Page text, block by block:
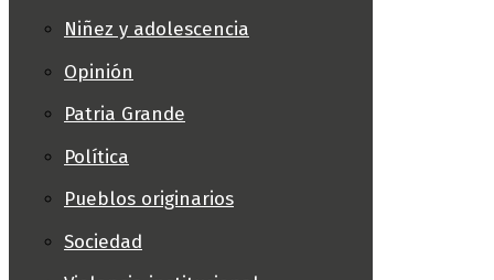
Niñez y adolescencia
Opinión
Patria Grande
Política
Pueblos originarios
Sociedad